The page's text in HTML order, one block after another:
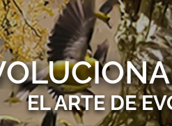
EL ARTE DE